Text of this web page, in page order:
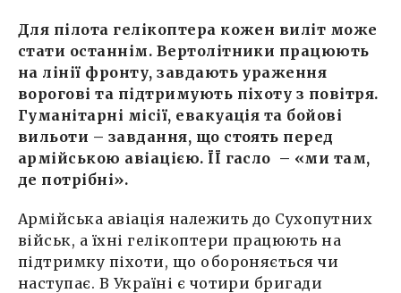
Для пілота гелікоптера кожен виліт може
стати останнім. Вертолітники працюють
на лінії фронту, завдають ураження
ворогові та підтримують піхоту з повітря.
Гуманітарні місії, евакуація та бойові
вильоти – завдання, що стоять перед
армійською авіацією. ЇЇ гасло – «ми там,
де потрібні».
Армійська авіація належить до Сухопутних
військ, а їхні гелікоптери працюють на
підтримку піхоти, що обороняється чи
наступає. В Україні є чотири бригади